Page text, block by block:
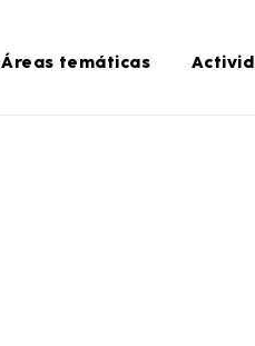
Áreas temáticas